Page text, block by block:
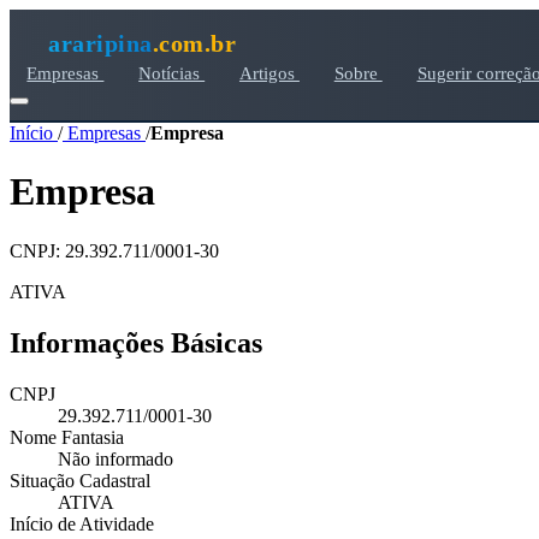
araripina.com.br
Empresas Notícias Artigos Sobre Sugerir
Início /Empresas /Empresa
Empresa
CNPJ: 29.392.711/0001-30
ATIVA
Informações Básicas
CNPJ
29.392.711/0001-30
Nome Fantasia
Não informado
Situação Cadastral
ATIVA
Início de Atividade